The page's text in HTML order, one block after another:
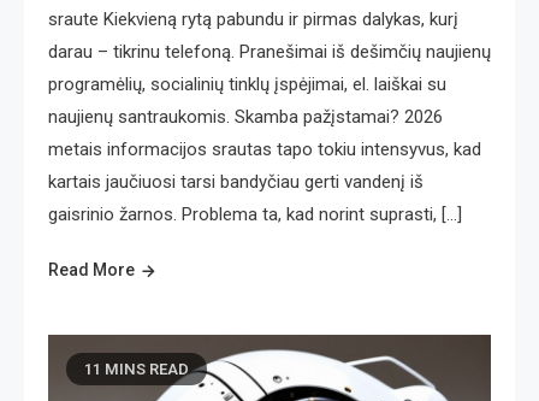
sraute Kiekvieną rytą pabundu ir pirmas dalykas, kurį
darau – tikrinu telefoną. Pranešimai iš dešimčių naujienų
programėlių, socialinių tinklų įspėjimai, el. laiškai su
naujienų santraukomis. Skamba pažįstamai? 2026
metais informacijos srautas tapo tokiu intensyvus, kad
kartais jaučiuosi tarsi bandyčiau gerti vandenį iš
gaisrinio žarnos. Problema ta, kad norint suprasti, […]
Read More
11 MINS READ